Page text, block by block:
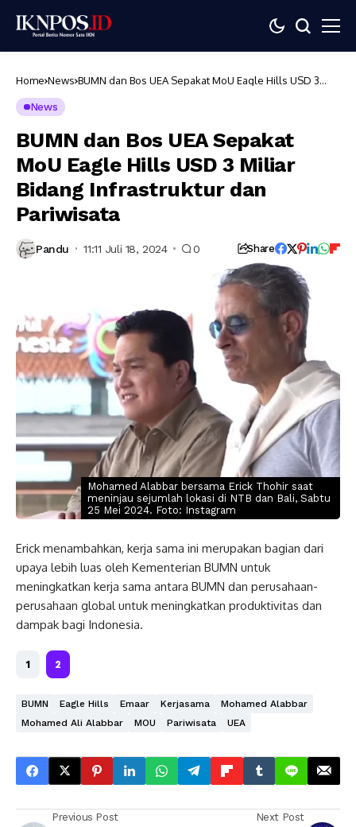
Home News BUMN dan Bos UEA Sepakat MoU Eagle Hills USD 3
News
BUMN dan Bos UEA Sepakat
MoU Eagle Hills USD 3 Miliar
Bidang Infrastruktur dan
Pariwisata
Pandu 11:11 Juli 18, 2024 0 Share
Mohamed Alabbar bersama Erick Thohir saat
meninjau sejumlah lokasi di NTB dan Bali, Sabtu
25 Mei 2024. Foto: Instagram
Erick menambahkan, kerja sama ini merupakan bagian dari
upaya lebih luas oleh Kementerian BUMN untuk
meningkatkan kerja sama antara BUMN dan perusahaan-
perusahaan global untuk meningkatkan produktivitas dan
dampak bagi Indonesia.
1 2
BUMN Eagle Hills Emaar Kerjasama
Mohamed Alabbar
Mohamed Ali Alabbar
MOU Pariwisata UEA
Previous Post Next Post